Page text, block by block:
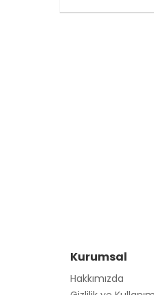
Kurumsal
Hakkımızda